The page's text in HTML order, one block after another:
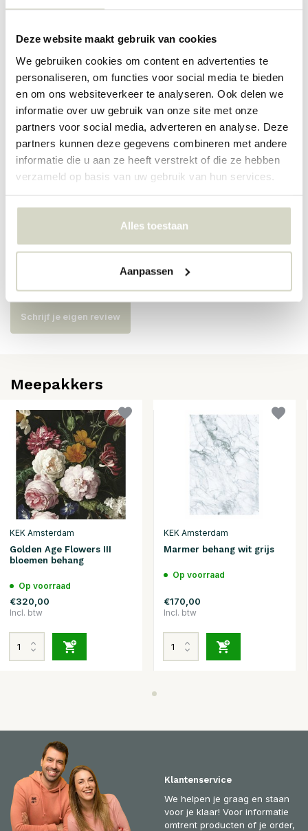
Deze website maakt gebruik van cookies
We gebruiken cookies om content en advertenties te
personaliseren, om functies voor social media te bieden
en om ons websiteverkeer te analyseren. Ook delen we
informatie over uw gebruik van onze site met onze
partners voor social media, adverteren en analyse. Deze
partners kunnen deze gegevens combineren met andere
informatie die u aan ze heeft verstrekt of die ze hebben
verzameld op basis van uw gebruik van hun services.
Alles toestaan
Aanpassen
PRODUCTSPECIFICATIES
SKU
Reviews
Schrijf je eigen review
Meepakkers
KEK Amsterdam
Golden Age Flowers III
bloemen behang
Op voorraad
€320,00
Incl. btw
KEK Amsterdam
Marmer behang wit grijs
Op voorraad
€170,00
Incl. btw
Klantenservice
We helpen je graag en staan
voor je klaar! Voor informatie
omtrent producten of je order,